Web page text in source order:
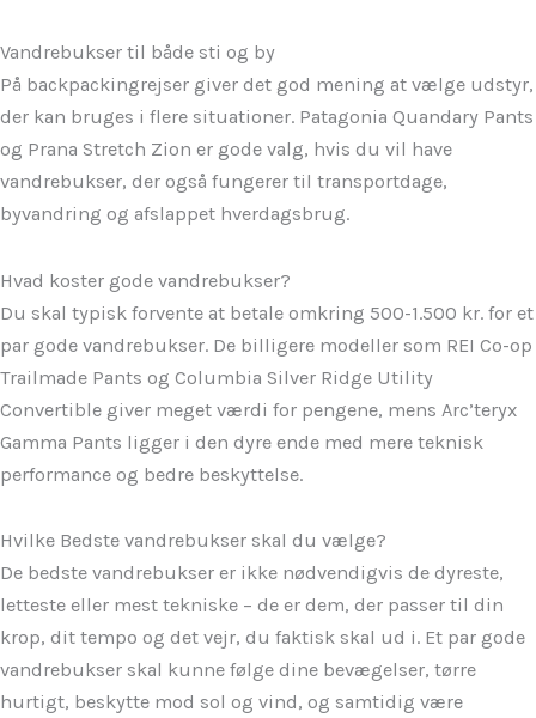
Vandrebukser til både sti og by
På backpackingrejser giver det god mening at vælge udstyr,
der kan bruges i flere situationer. Patagonia Quandary Pants
og Prana Stretch Zion er gode valg, hvis du vil have
vandrebukser, der også fungerer til transportdage,
byvandring og afslappet hverdagsbrug.
Hvad koster gode vandrebukser?
Du skal typisk forvente at betale omkring 500-1.500 kr. for et
par gode vandrebukser. De billigere modeller som REI Co-op
Trailmade Pants og Columbia Silver Ridge Utility
Convertible giver meget værdi for pengene, mens Arc’teryx
Gamma Pants ligger i den dyre ende med mere teknisk
performance og bedre beskyttelse.
Hvilke Bedste vandrebukser skal du vælge?
De bedste vandrebukser er ikke nødvendigvis de dyreste,
letteste eller mest tekniske – de er dem, der passer til din
krop, dit tempo og det vejr, du faktisk skal ud i. Et par gode
vandrebukser skal kunne følge dine bevægelser, tørre
hurtigt, beskytte mod sol og vind, og samtidig være